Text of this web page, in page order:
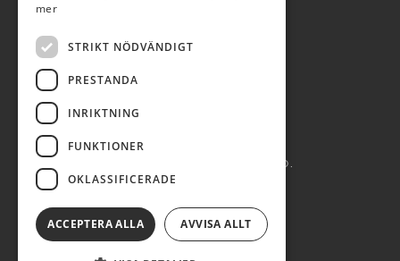
AUTOBLÅ AB 2026. ALL RIGHTS RESERVED.
POWERED BY EMPORI CMS
mer
STRIKT NÖDVÄNDIGT
PRESTANDA
INRIKTNING
FUNKTIONER
OKLASSIFICERADE
ACCEPTERA ALLA AVVISA ALLT